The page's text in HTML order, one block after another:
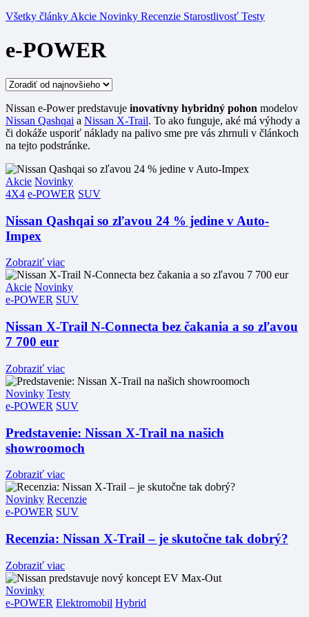
Všetky články Akcie Novinky Recenzie Starostlivosť Testy
e-POWER
Nissan e-Power predstavuje inovatívny hybridný pohon modelov
Nissan Qashqai a Nissan X-Trail. To ako funguje, aké má výhody a
či dokáže usporiť náklady na palivo sme pre vás zhrnuli v článkoch
na tejto podstránke.
Akcie Novinky
4X4 e-POWER SUV
Nissan Qashqai so zľavou 24 % jedine v Auto-
Impex
Zobraziť viac
Akcie Novinky
e-POWER SUV
Nissan X-Trail N-Connecta bez čakania a so zľavou
7 700 eur
Zobraziť viac
Novinky Testy
e-POWER SUV
Predstavenie: Nissan X-Trail na našich
showroomoch
Zobraziť viac
Novinky Recenzie
e-POWER SUV
Recenzia: Nissan X-Trail – je skutočne tak dobrý?
Zobraziť viac
Novinky
e-POWER Elektromobil Hybrid